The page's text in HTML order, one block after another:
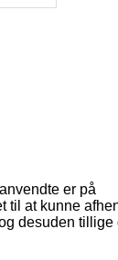
er på
til at kunne
desuden tillige